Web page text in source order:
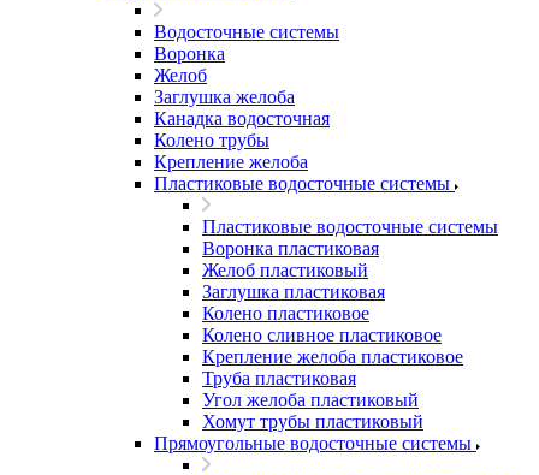
Водосточные системы
Воронка
Желоб
Заглушка желоба
Канадка водосточная
Колено трубы
Крепление желоба
Пластиковые водосточные системы
Пластиковые водосточные системы
Воронка пластиковая
Желоб пластиковый
Заглушка пластиковая
Колено пластиковое
Колено сливное пластиковое
Крепление желоба пластиковое
Труба пластиковая
Угол желоба пластиковый
Хомут трубы пластиковый
Прямоугольные водосточные системы